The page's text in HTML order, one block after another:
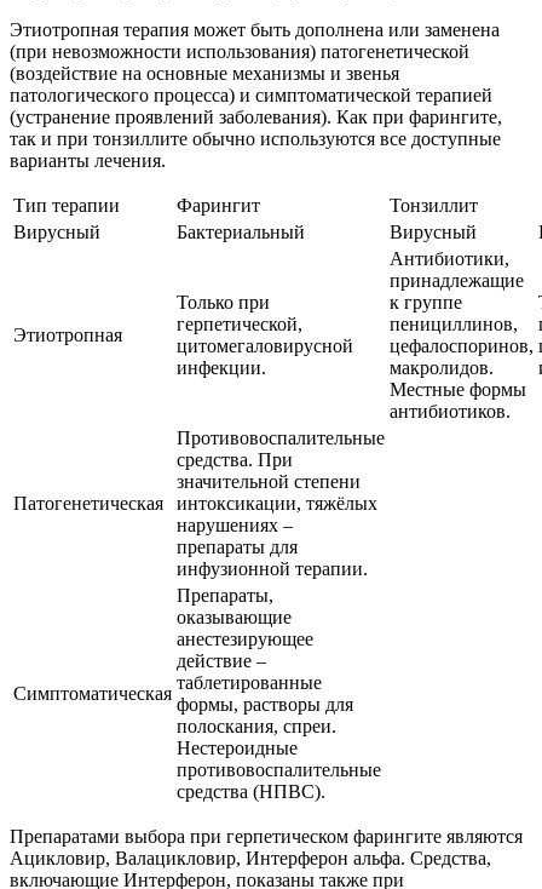
Этиотропная терапия может быть дополнена или заменена
(при невозможности использования) патогенетической
(воздействие на основные механизмы и звенья
патологического процесса) и симптоматической терапией
(устранение проявлений заболевания). Как при фарингите,
так и при тонзиллите обычно используются все доступные
варианты лечения.
Тип терапии Фарингит
Тонзиллит
Вирусный
Бактериальный Вирусный
Этиотропная
Только при
герпетической,
цитомегаловирусной
инфекции.
Антибиотики,
принадлежащие
к группе
пенициллинов,
цефалоспоринов,
макролидов.
Местные формы
антибиотиков.
Патогенетическая
Противовоспалительные
средства. При
значительной степени
интоксикации, тяжёлых
нарушениях –
препараты для
инфузионной терапии.
Симптоматическая
Препараты,
оказывающие
анестезирующее
действие –
таблетированные
формы, растворы для
полоскания, спреи.
Нестероидные
противовоспалительные
средства (НПВС).
Препаратами выбора при герпетическом фарингите являются
Ацикловир, Валацикловир, Интерферон альфа. Средства,
включающие Интерферон, показаны также при